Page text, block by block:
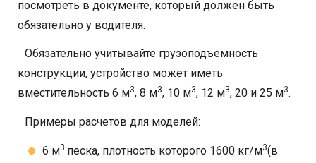
посмотреть в документе, который должен быть
обязательно у водителя.
Обязательно учитывайте грузоподъемность
конструкции, устройство может иметь
вместительность 6 м3, 8 м3, 10 м3, 12 м3, 20 и 25 м3.
Примеры расчетов для моделей:
6 м3 песка, плотность которого 1600 кг/м3(в